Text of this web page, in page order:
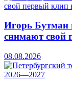
Игорь Бутман
снимают свой
08.08.2026